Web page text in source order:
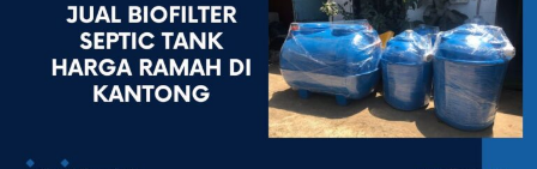
Harga
Kantong